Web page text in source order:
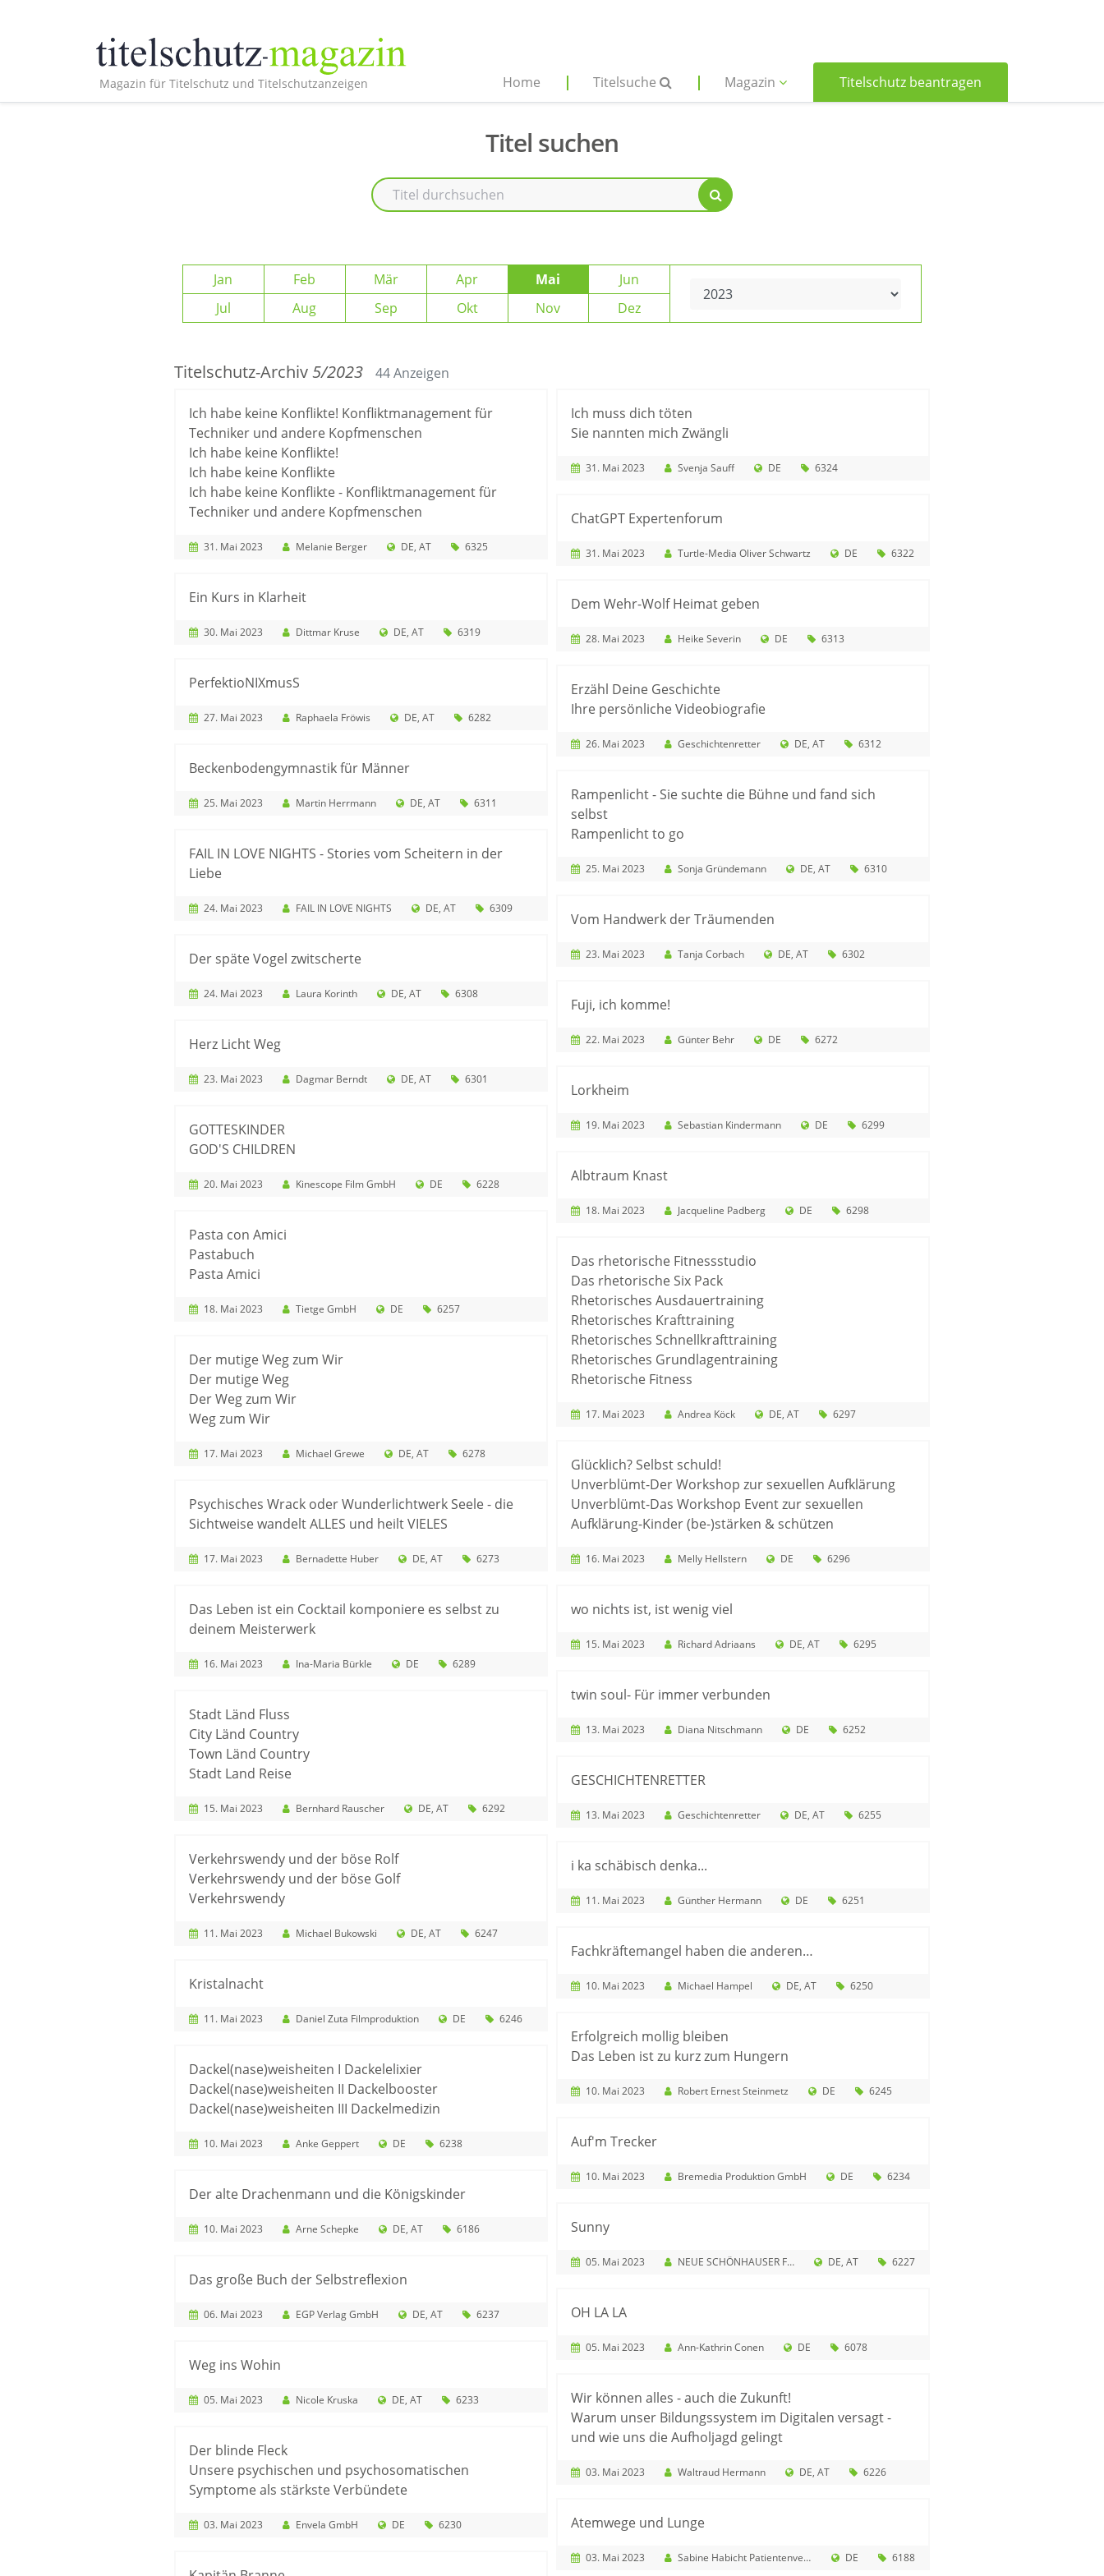
Magazin für Titelschutz und Titelschutzanzeigen Home Titelsuche Magazin Titelschutz beantragen
Titel suchen
Jan Feb Mär Apr Mai
Jun
Jul
Aug Sep Okt Nov Dez
Titelschutz-Archiv5/2023 44 Anzeigen
Ich habe keine Konflikte! Konfliktmanagement für
Techniker und andere Kopfmenschen
Ich habe keine Konflikte!
Ich habe keine Konflikte
Ich habe keine Konflikte - Konfliktmanagement für
Techniker und andere Kopfmenschen
31. Mai 2023 Melanie Berger DE AT 6325
Ein Kurs in Klarheit
30. Mai 2023 Dittmar Kruse DE AT 6319
PerfektioNIXmusS
27. Mai 2023 Raphaela Fröwis DE AT 6282
Beckenbodengymnastik für Männer
25. Mai 2023 Martin Herrmann DE AT 6311
FAIL IN LOVE NIGHTS - Stories vom Scheitern in der
Liebe
24. Mai 2023 FAIL IN LOVE NIGHTS DE AT 6309
Der späte Vogel zwitscherte
24. Mai 2023 Laura Korinth DE AT 6308
Herz Licht Weg
23. Mai 2023 Dagmar Berndt DE AT 6301
GOTTESKINDER
GOD'S CHILDREN
20. Mai 2023 Kinescope Film GmbH DE 6228
Pasta con Amici
Pastabuch
Pasta Amici
18. Mai 2023 Tietge GmbH DE 6257
Der mutige Weg zum Wir
Der mutige Weg
Der Weg zum Wir
Weg zum Wir
17. Mai 2023 Michael Grewe DE AT 6278
Psychisches Wrack oder Wunderlichtwerk Seele - die
Sichtweise wandelt ALLES und heilt VIELES
17. Mai 2023 Bernadette Huber DE AT 6273
Das Leben ist ein Cocktail komponiere es selbst zu
deinem Meisterwerk
16. Mai 2023 Ina-Maria Bürkle DE 6289
Stadt Länd Fluss
City Länd Country
Town Länd Country
Stadt Land Reise
15. Mai 2023 Bernhard Rauscher DE AT 6292
Verkehrswendy und der böse Rolf
Verkehrswendy und der böse Golf
Verkehrswendy
11. Mai 2023 Michael Bukowski DE AT 6247
Kristalnacht
11. Mai 2023 Daniel Zuta Filmproduktion DE 6246
Dackel(nase)weisheiten I Dackelelixier
Dackel(nase)weisheiten II Dackelbooster
Dackel(nase)weisheiten III Dackelmedizin
10. Mai 2023 Anke Geppert DE 6238
Der alte Drachenmann und die Königskinder
10. Mai 2023 Arne Schepke DE AT 6186
Das große Buch der Selbstreflexion
06. Mai 2023 EGP Verlag GmbH DE AT 6237
Weg ins Wohin
05. Mai 2023 Nicole Kruska DE AT 6233
Der blinde Fleck
Unsere psychischen und psychosomatischen
Symptome als stärkste Verbündete
03. Mai 2023 Envela GmbH DE 6230
Ich muss dich töten
Sie nannten mich Zwängli
31. Mai 2023 Svenja Sauff DE 6324
ChatGPT Expertenforum
31. Mai 2023 Turtle-Media Oliver Schwartz DE 6322
Dem Wehr-Wolf Heimat geben
28. Mai 2023 Heike Severin DE 6313
Erzähl Deine Geschichte
Ihre persönliche Videobiografie
26. Mai 2023 Geschichtenretter DE AT 6312
Rampenlicht - Sie suchte die Bühne und fand sich
selbst
Rampenlicht to go
25. Mai 2023 Sonja Gründemann DE AT 6310
Vom Handwerk der Träumenden
23. Mai 2023 Tanja Corbach DE AT 6302
Fuji, ich komme!
22. Mai 2023 Günter Behr DE 6272
Lorkheim
19. Mai 2023 Sebastian Kindermann DE 6299
Albtraum Knast
18. Mai 2023 Jacqueline Padberg DE 6298
Das rhetorische Fitnessstudio
Das rhetorische Six Pack
Rhetorisches Ausdauertraining
Rhetorisches Krafttraining
Rhetorisches Schnellkrafttraining
Rhetorisches Grundlagentraining
Rhetorische Fitness
17. Mai 2023 Andrea Köck DE AT 6297
Glücklich? Selbst schuld!
Unverblümt-Der Workshop zur sexuellen Aufklärung
Unverblümt-Das Workshop Event zur sexuellen
Aufklärung-Kinder (be-)stärken & schützen
16. Mai 2023 Melly Hellstern DE 6296
wo nichts ist, ist wenig viel
15. Mai 2023 Richard Adriaans DE AT 6295
twin soul- Für immer verbunden
13. Mai 2023 Diana Nitschmann DE 6252
GESCHICHTENRETTER
13. Mai 2023 Geschichtenretter DE AT 6255
i ka schäbisch denka...
11. Mai 2023 Günther Hermann DE 6251
Fachkräftemangel haben die anderen…
10. Mai 2023 Michael Hampel DE AT 6250
Erfolgreich mollig bleiben
Das Leben ist zu kurz zum Hungern
10. Mai 2023 Robert Ernest Steinmetz DE 6245
Auf'm Trecker
10. Mai 2023 Bremedia Produktion GmbH DE 6234
Sunny
05. Mai 2023 NEUE SCHÖNHAUSER FILMPRODUKTION GMBH DE AT 6227
OH LA LA
05. Mai 2023 Ann-Kathrin Conen DE 6078
Wir können alles - auch die Zukunft!
Warum unser Bildungssystem im Digitalen versagt -
und wie uns die Aufholjagd gelingt
03. Mai 2023 Waltraud Hermann DE AT 6226
Atemwege und Lunge
03. Mai 2023 Sabine Habicht Patientenverlag DE 6188